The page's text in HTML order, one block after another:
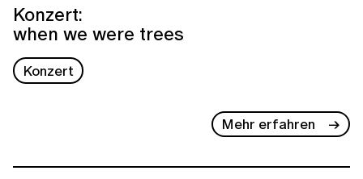
Konzert:
when we were trees
Konzert
Mehr erfahren